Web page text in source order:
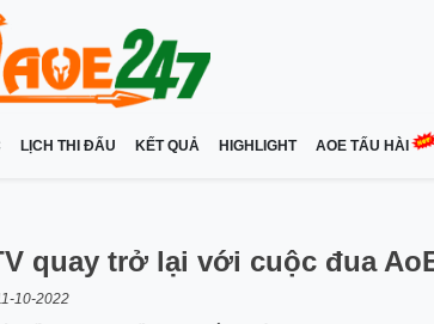
LỊCH THI ĐẤU KẾT QUẢ HIGHLIGHT AOE TẤU HÀI
quay trở lại với cuộc đua
10-2022